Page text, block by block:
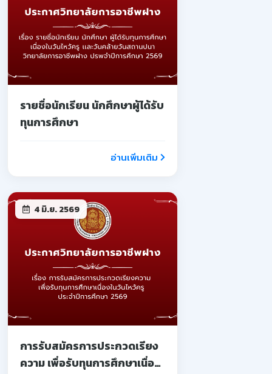
รายชื่อนักเรียน นักศึกษาผู้ได้รับ
ทุนการศึกษา
อ่านเพิ่มเติม
4 มิ.ย. 2569
การรับสมัครการประกวดเรียง
ความ เพื่อรับทุนการศึกษาเนื่อง